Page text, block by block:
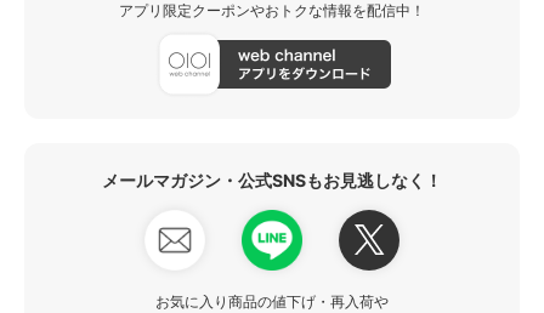
アプリ限定クーポンやおトクな情報を配信中！
メールマガジン・公式SNSもお見逃しなく！
お気に入り商品の値下げ・再入荷や